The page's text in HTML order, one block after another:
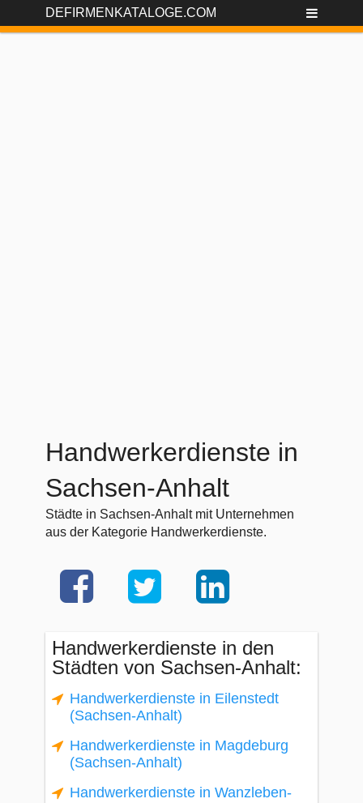
DEFIRMENKATALOGE.COM
Handwerkerdienste in
Sachsen-Anhalt
Städte in Sachsen-Anhalt mit Unternehmen
aus der Kategorie Handwerkerdienste.
Handwerkerdienste in den
Städten von Sachsen-Anhalt:
Handwerkerdienste in Eilenstedt
(Sachsen-Anhalt)
Handwerkerdienste in Magdeburg
(Sachsen-Anhalt)
Handwerkerdienste in Wanzleben-